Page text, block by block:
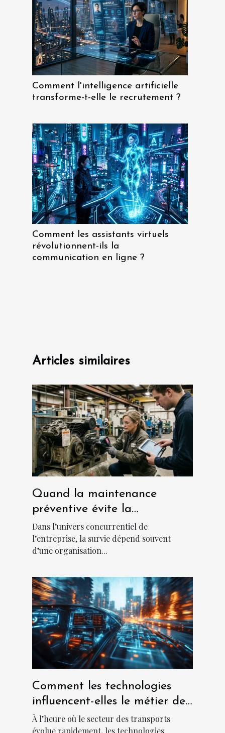
Comment l'intelligence artificielle
transforme-t-elle le recrutement ?
Comment les assistants virtuels
révolutionnent-ils la
communication en ligne ?
Articles similaires
Quand la maintenance
préventive évite la
catastrophe en entreprise
Dans l’univers concurrentiel de
l’entreprise, la survie dépend souvent
d’une organisation...
Comment les technologies
influencent-elles le métier de
chauffeur ?
À l’heure où le secteur des transports
évolue rapidement, les technologies